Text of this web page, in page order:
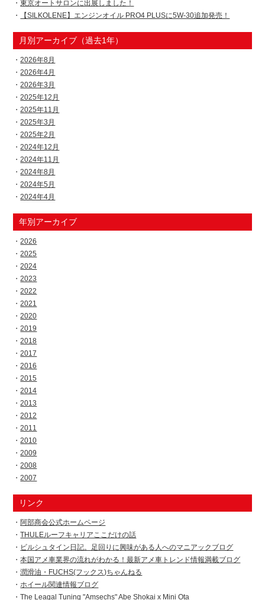
東京オートサロンに出展しました！
【SILKOLENE】エンジンオイル PRO4 PLUSに5W-30追加発売！
月別アーカイブ（過去1年）
2026年8月
2026年4月
2026年3月
2025年12月
2025年11月
2025年3月
2025年2月
2024年12月
2024年11月
2024年8月
2024年5月
2024年4月
年別アーカイブ
2026
2025
2024
2023
2022
2021
2020
2019
2018
2017
2016
2015
2014
2013
2012
2011
2010
2009
2008
2007
リンク
阿部商会公式ホームページ
THULEルーフキャリアここだけの話
ビルシュタイン日記。足回りに興味がある人へのマニアックブログ
本国アメ車業界の流れがわかる！最新アメ車トレンド情報満載ブログ
潤滑油・FUCHS(フックス)ちゃんねる
ホイール関連情報ブログ
The Leagal Tuning "Amsechs" Abe Shokai x Mini Ota